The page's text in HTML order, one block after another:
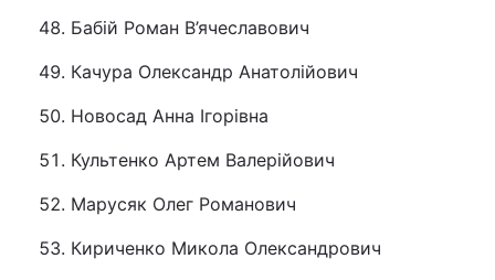
Бабій Роман В’ячеславович
Качура Олександр Анатолійович
Новосад Анна Ігорівна
Культенко Артем Валерійович
Марусяк Олег Романович
Кириченко Микола Олександрович